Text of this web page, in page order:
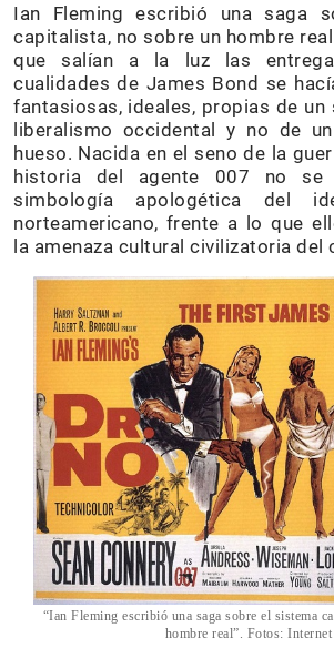
Ian Fleming escribió una saga
capitalista, no sobre un hombre
que salían a la luz las
cualidades de James Bond se
fantasiosas, ideales, propias de un
liberalismo occidental y no de
hueso. Nacida en el seno de la
historia del agente 007 no se
simbología apologética del
norteamericano, frente a lo que
la amenaza cultural civilizatoria del
“Ian Fleming escribió una saga sobre el sistema
hombre real”. Fotos: Internet